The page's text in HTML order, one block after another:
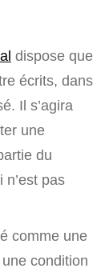
dispose que
écrits, dans
Il s’agira
une
du
n’est pas
comme une
condition